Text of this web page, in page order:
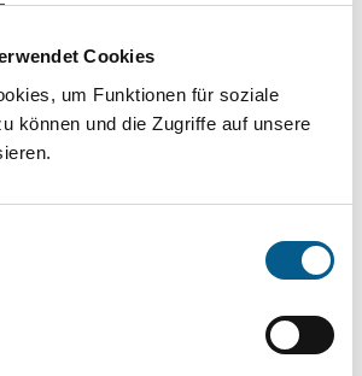
Cookies
um Funktionen für soziale
können und die Zugriffe auf unsere
und Kleinschreibung
werden.
Suchen